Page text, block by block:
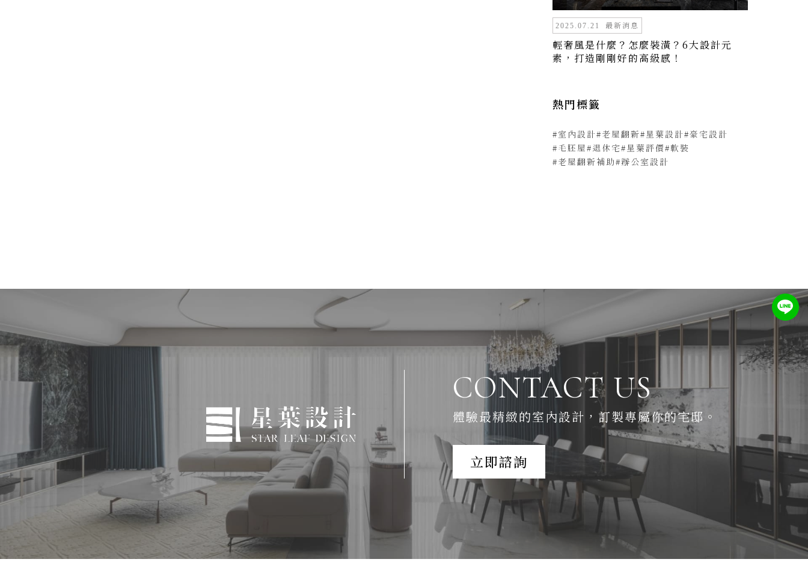
2025.07.21 最新消息
輕奢風是什麼？怎麼裝潢？6大設計元
素，打造剛剛好的高級感！
熱門標籤
#室內設計#老屋翻新#星葉設計#豪宅設計
#毛胚屋#退休宅#星葉評價#軟裝
#老屋翻新補助#辦公室設計
CONTACT US
體驗最精緻的室內設計， 訂製專屬你的宅邸。
立即諮詢